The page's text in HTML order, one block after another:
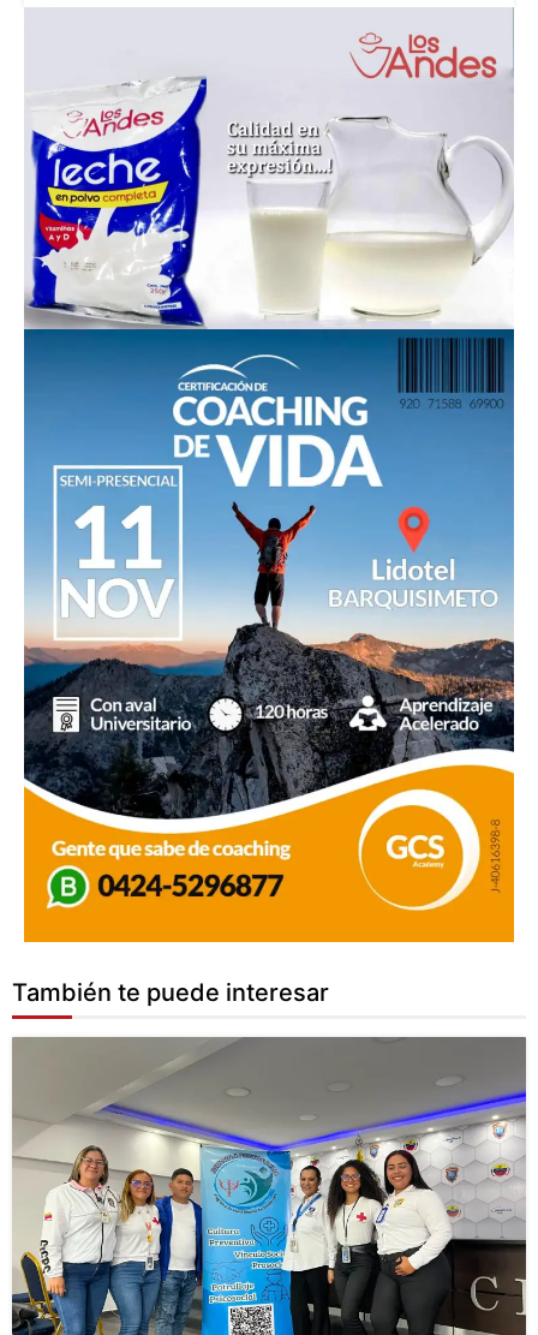
También te puede interesar